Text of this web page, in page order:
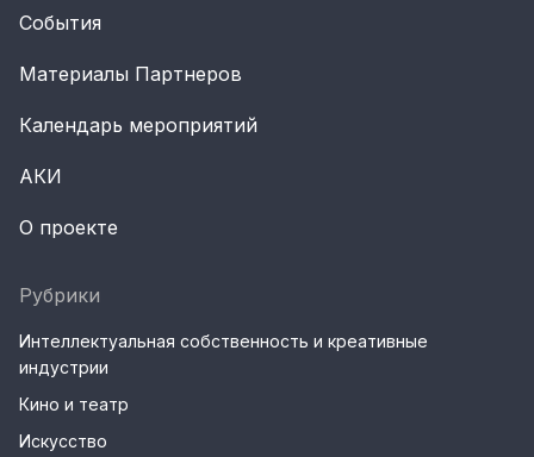
События
Материалы Партнеров
Календарь мероприятий
АКИ
О проекте
Рубрики
Интеллектуальная собственность и креативные
индустрии
Кино и театр
Искусство